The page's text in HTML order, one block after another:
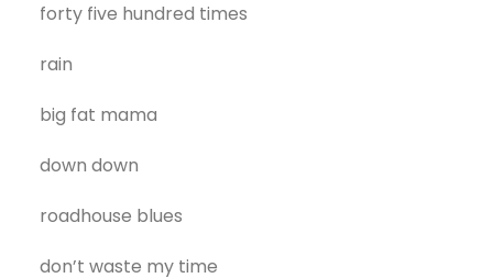
forty five hundred times
rain
big fat mama
down down
roadhouse blues
don’t waste my time